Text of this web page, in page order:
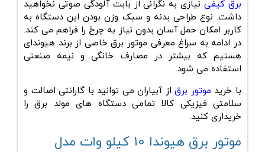
برق کیفینیازی به نگرانی از بابت آلودگی صوتی نخواهید
داشت. نوع طراحی بدنه و سبک وزن بودن این دستگاه به
کاربر امکان حمل آسان بدون نیاز به چرخ را فراهم می کند.
در ادامه به سراغ معرفی موتور برق خاصی از برند هیوندای
هستیم که بیشتر در مصارف خانگی و نیمه صنعتی
استفاده می شود.
با خرید موتور برقاز آبیاران می توانید با گارانتی اصالت و
سلامتی فیزیکی کالا تمامی دستگاه های مولد برق را
خریداری کنید.
موتور برق هیوندا 10 کیلو وات مدل